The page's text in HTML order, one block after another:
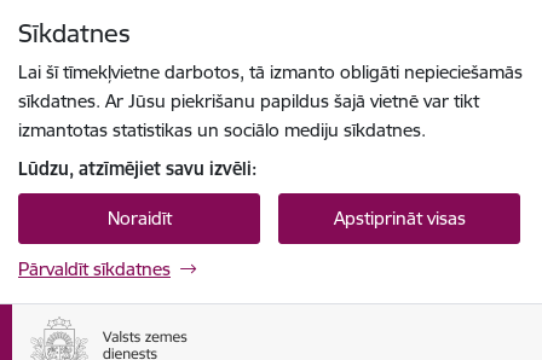
Sīkdatnes
Lai šī tīmekļvietne darbotos, tā izmanto obligāti nepieciešamās
sīkdatnes. Ar Jūsu piekrišanu papildus šajā vietnē var tikt
izmantotas statistikas un sociālo mediju sīkdatnes.
Lūdzu, atzīmējiet savu izvēli:
Noraidīt Apstiprināt visas
Pārvaldīt sīkdatnes